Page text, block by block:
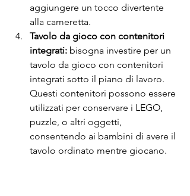
aggiungere un tocco divertente
alla cameretta.
Tavolo da gioco con contenitori
integrati: bisogna investire per un
tavolo da gioco con contenitori
integrati sotto il piano di lavoro.
Questi contenitori possono essere
utilizzati per conservare i LEGO,
puzzle, o altri oggetti,
consentendo ai bambini di avere il
tavolo ordinato mentre giocano.